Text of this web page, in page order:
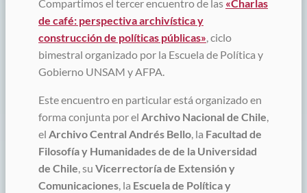
Compartimos el tercer encuentro de las «Charlas
de café: perspectiva archivística y
construcción de políticas públicas», ciclo
bimestral organizado por la Escuela de Política y
Gobierno UNSAM y AFPA.
Este encuentro en particular está organizado en
forma conjunta por el Archivo Nacional de Chile,
el Archivo Central Andrés Bello, la Facultad de
Filosofía y Humanidades de de la Universidad
de Chile, su Vicerrectoría de Extensión y
Comunicaciones, la Escuela de Política y